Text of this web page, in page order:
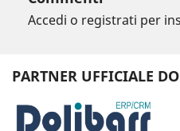
Accedi o registrati per
PARTNER UFFICIALE